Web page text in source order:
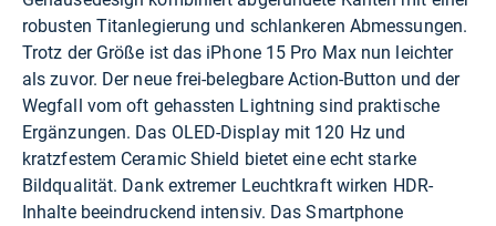
robusten Titanlegierung und schlankeren Abmessungen.
Trotz der Größe ist das iPhone 15 Pro Max nun leichter
als zuvor. Der neue frei-belegbare Action-Button und der
Wegfall vom oft gehassten Lightning sind praktische
Ergänzungen. Das OLED-Display mit 120 Hz und
kratzfestem Ceramic Shield bietet eine echt starke
Bildqualität. Dank extremer Leuchtkraft wirken HDR-
Inhalte beeindruckend intensiv. Das Smartphone